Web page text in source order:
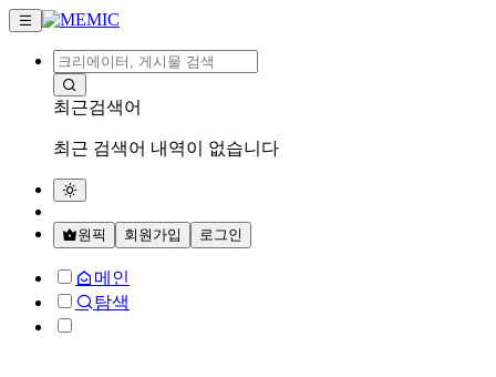
최근검색어
최근 검색어 내역이 없습니다
원픽 회원가입 로그인
메인
탐색